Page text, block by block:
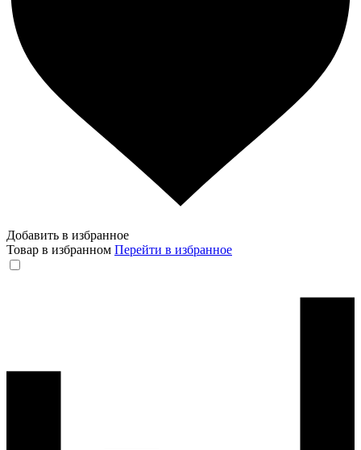
Добавить в избранное
Товар в избранном Перейти в избранное